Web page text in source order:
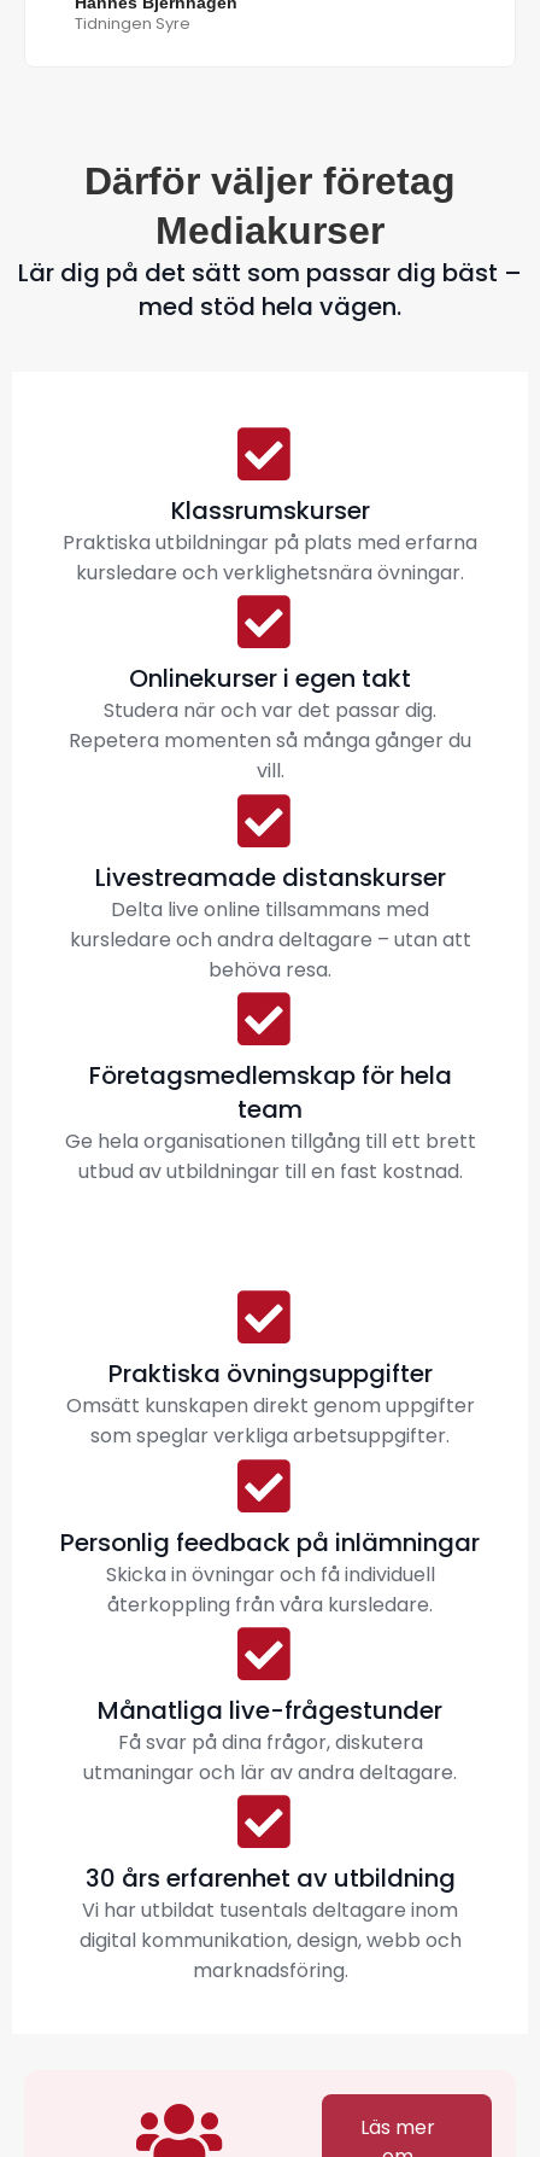
Tidningen Syre
Därför väljer företag
Mediakurser
Lär dig på det sätt som passar dig bäst –
med stöd hela vägen.
Klassrumskurser
Praktiska utbildningar på plats med erfarna
kursledare och verklighetsnära övningar.
Onlinekurser i egen takt
Studera när och var det passar dig.
Repetera momenten så många gånger du
vill.
Livestreamade distanskurser
Delta live online tillsammans med
kursledare och andra deltagare – utan att
behöva resa.
Företagsmedlemskap för hela
team
Ge hela organisationen tillgång till ett brett
utbud av utbildningar till en fast kostnad.
Praktiska övningsuppgifter
Omsätt kunskapen direkt genom uppgifter
som speglar verkliga arbetsuppgifter.
Personlig feedback på inlämningar
Skicka in övningar och få individuell
återkoppling från våra kursledare.
Månatliga live-frågestunder
Få svar på dina frågor, diskutera
utmaningar och lär av andra deltagare.
30 års erfarenhet av utbildning
Vi har utbildat tusentals deltagare inom
digital kommunikation, design, webb och
marknadsföring.
Läs mer